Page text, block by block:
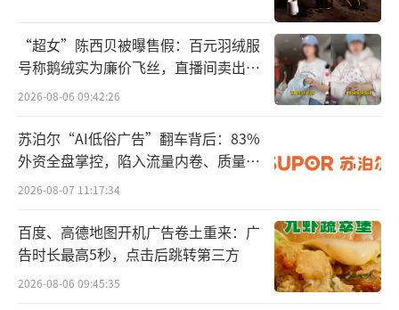
快手公告截图
十多年前，BAT的钱往往意味着阵营和关
系。腾讯投资滴滴，阿里支持快的；腾讯领投
摩拜，阿里领投ofo。创业公司得到的不只是现
金，还有支付、流量、地图和超级应用，也因
此需要选择站在哪一边。
三家同时上桌，意味着可灵没有选择腾
讯、阿里或百度中的任何一边。
“超女”陈西贝被曝售假：百元羽绒服
号称鹅绒实为廉价飞丝，直播间卖出超
百万元
2026-08-06 09:42:26
苏泊尔“AI低俗广告”翻车背后：83%
外资全盘掌控，陷入流量内卷、质量频
发的负循环
2026-08-07 11:17:34
百度、高德地图开机广告卷土重来：广
告时长最高5秒，点击后跳转第三方
2026-08-06 09:45:35